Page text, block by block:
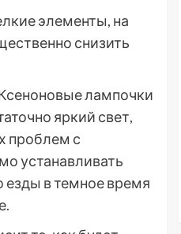
элементы, на
снизить
лампочки
яркий свет,
проблем с
устанавливать
в темное время